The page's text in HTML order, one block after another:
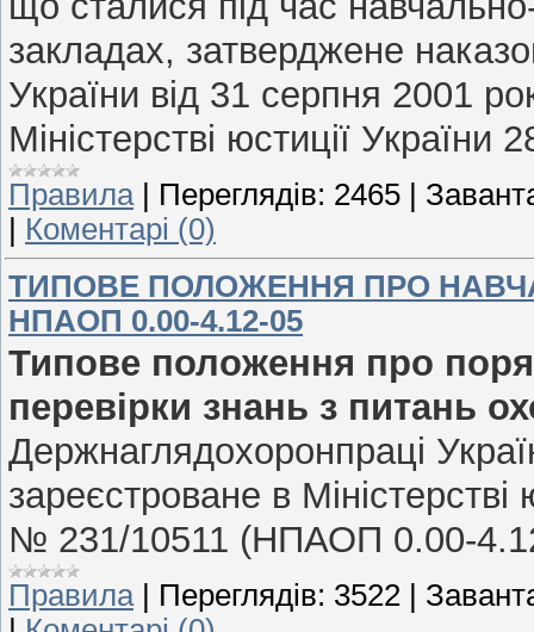
закладах, затверджене
України від 31 серпня 2001
Міністерстві юстиції
Правила| Переглядів: 2465
Коментарі (0)
ТИПОВЕ ПОЛОЖЕННЯ ПРО
НПАОП 0.00-4.12-05
Типове положення про
перевірки знань з питань
Держнаглядохоронпраці
зареєстроване в
№ 231/10511 (НПАОП 0.00-
Правила| Переглядів: 3522